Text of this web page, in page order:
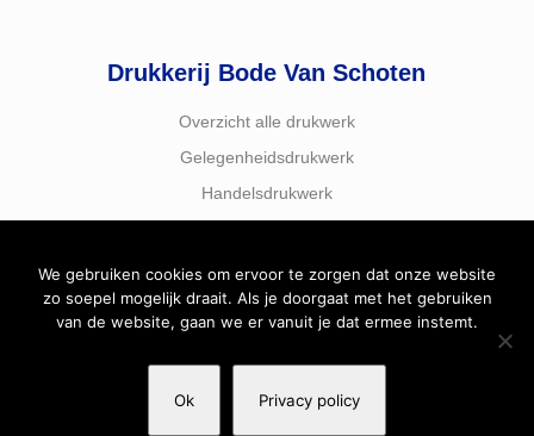
Drukkerij Bode Van Schoten
Overzicht alle drukwerk
Gelegenheidsdrukwerk
Handelsdrukwerk
Facebook
Instagram
We gebruiken cookies om ervoor te zorgen dat onze website
zo soepel mogelijk draait. Als je doorgaat met het gebruiken
van de website, gaan we er vanuit je dat ermee instemt.
Ok Privacy policy